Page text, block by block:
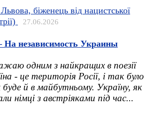
біженець від нацистської
27.06.2026
На независимость Украины
одним з найкращих в поезії
- це територія Росії, і так було
й в майбутньому. Україну, як
німці з австріяками під час...